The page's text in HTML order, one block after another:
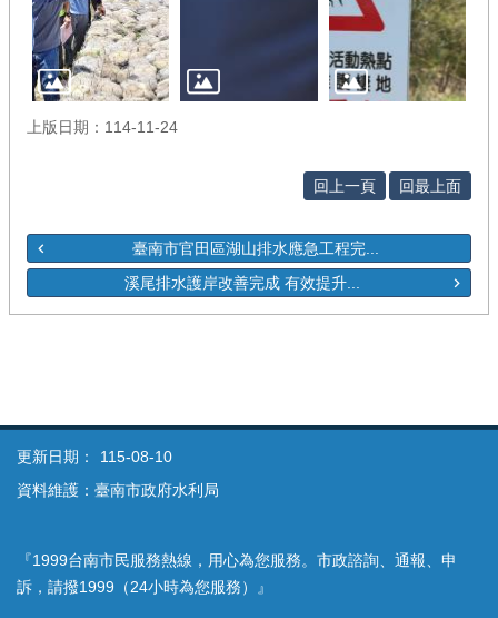
上版日期：114-11-24
回上一頁 回最上面
臺南市官田區湖山排水應急工程完...
溪尾排水護岸改善完成 有效提升...
更新日期：
115-08-10
資料維護：臺南市政府水利局
『1999台南市民服務熱線，用心為您服務。市政諮詢、通報、申
訴，請撥1999（24小時為您服務）』